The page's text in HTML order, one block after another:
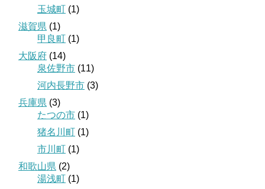
玉城町
(1)
滋賀県 (1)
甲良町
(1)
大阪府 (14)
泉佐野市 (11)
河内長野市 (3)
兵庫県 (3)
たつの市 (1)
猪名川町
(1)
市川町
(1)
和歌山県 (2)
湯浅町
(1)